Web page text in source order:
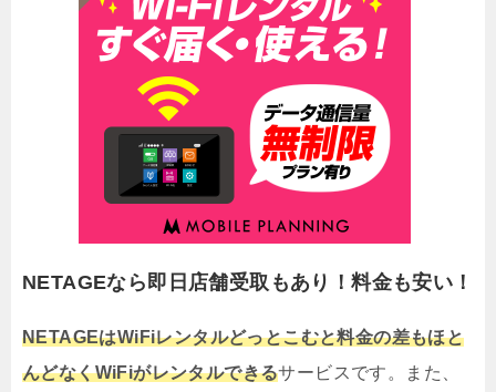
NETAGEなら即日店舗受取もあり！料金も安い！
NETAGEはWiFiレンタルどっとこむと料金の差もほと
んどなくWiFiがレンタルできるサービスです。また、